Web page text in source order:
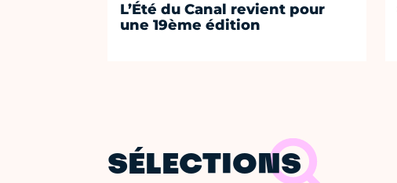
L’Été du Canal revient pour
une 19ème édition
SÉLECTIONS